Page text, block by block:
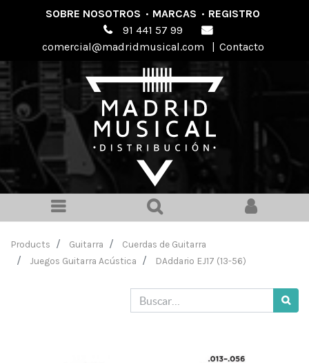
SOBRE NOSOTROS · MARCAS · REGISTRO
91 441 57 99
comercial@madridmusical.com
| Contacto
Products Guitarra
Cuerdas de Guitarra
Juegos Guitarra Acústica
DAddario EJ17 (13-56)